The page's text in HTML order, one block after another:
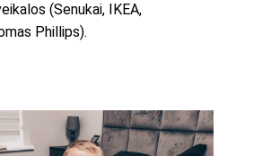
(Senukai, IKEA,
Phillips).